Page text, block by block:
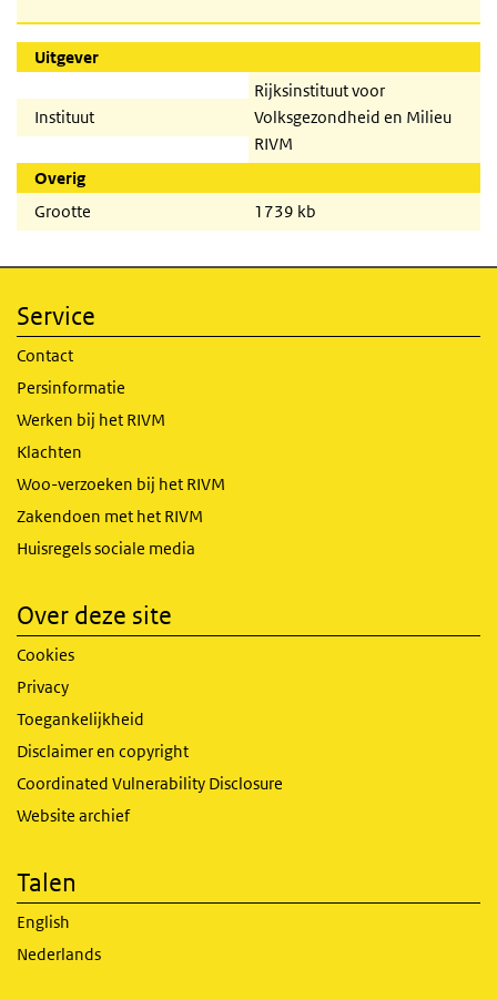
Uitgever
Instituut
Rijksinstituut voor
Volksgezondheid en Milieu
RIVM
Overig
Grootte
1739 kb
Service
Contact
Persinformatie
Werken bij het RIVM
Klachten
Woo-verzoeken bij het RIVM
Zakendoen met het RIVM
Huisregels sociale media
Over deze site
Cookies
Privacy
Toegankelijkheid
Disclaimer en copyright
Coordinated Vulnerability Disclosure
Website archief
Talen
English
Nederlands